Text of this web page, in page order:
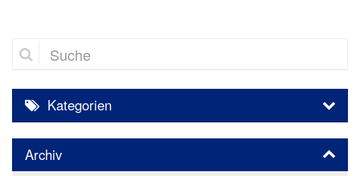
Suche
Kategorien
Archiv